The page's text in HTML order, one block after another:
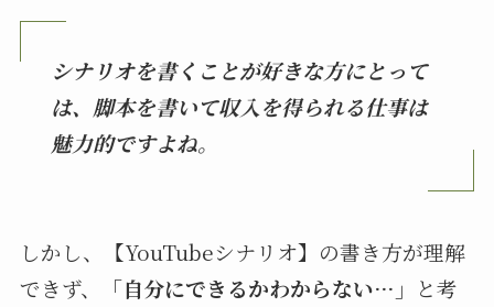
シナリオを書くことが好きな方にとって
は、脚本を書いて収入を得られる仕事は
魅力的ですよね。
しかし、【YouTubeシナリオ】の書き方が理解
できず、
「自分にできるかわからない…」 と考